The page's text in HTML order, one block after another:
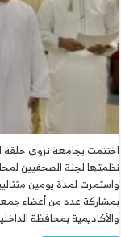
اختتمت بجامعة نزوى حلقة
نظمتها لجنة الصحفيين
واستمرت لمدة يومين
بمشاركة عدد من أعضاء
والأكاديمية بمحافظة